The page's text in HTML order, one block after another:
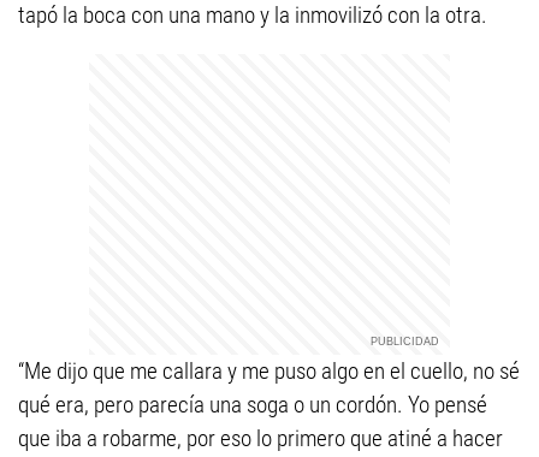
tapó la boca con una mano y la inmovilizó con la otra.
“Me dijo que me callara y me puso algo en el cuello, no sé
qué era, pero parecía una soga o un cordón. Yo pensé
que iba a robarme, por eso lo primero que atiné a hacer